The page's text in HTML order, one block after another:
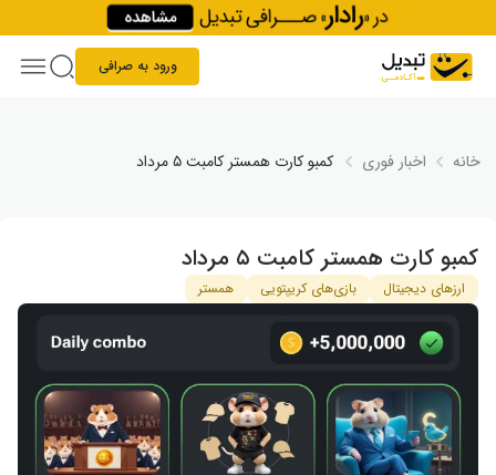
Skip to content
ورود به صرافی
خانه اخبار فوری کمبو کارت همستر کامبت ۵ مرداد
کمبو کارت همستر کامبت ۵ مرداد
ارزهای دیجیتال بازی‌های کریپتویی همستر